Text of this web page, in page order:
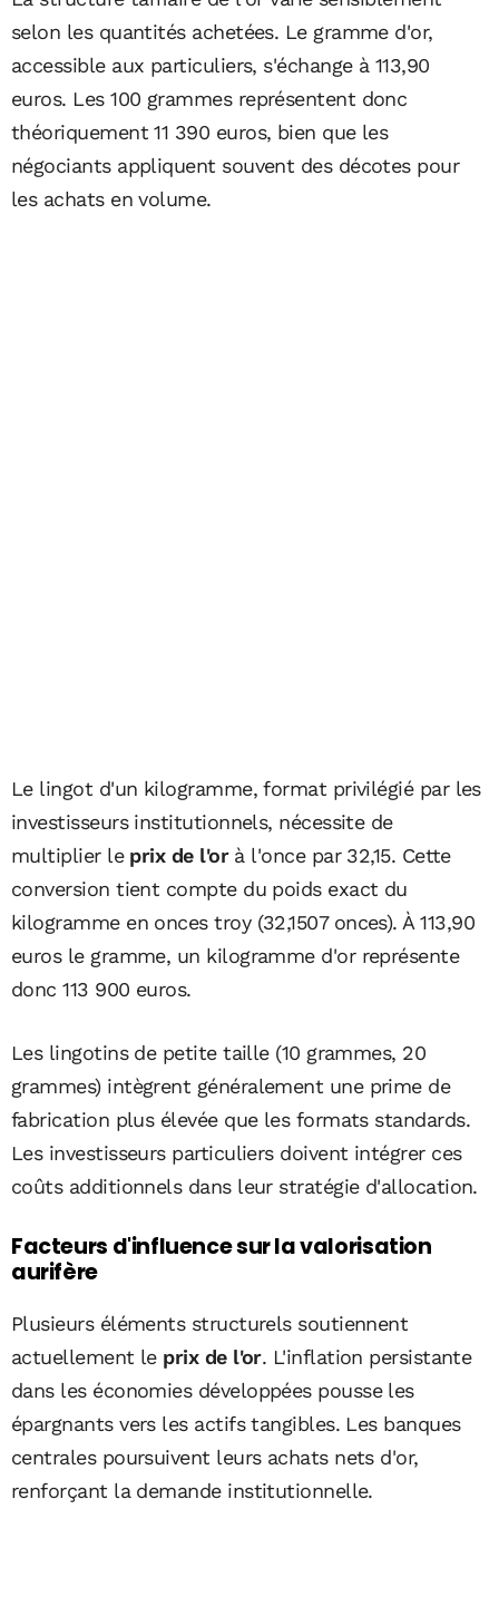
selon les quantités achetées. Le gramme d'or,
accessible aux particuliers, s'échange à 113,90
euros. Les 100 grammes représentent donc
théoriquement 11 390 euros, bien que les
négociants appliquent souvent des décotes pour
les achats en volume.
Le lingot d'un kilogramme, format privilégié par les
investisseurs institutionnels, nécessite de
multiplier le prix de l'orà l'once par 32,15. Cette
conversion tient compte du poids exact du
kilogramme en onces troy (32,1507 onces). À 113,90
euros le gramme, un kilogramme d'or représente
donc 113 900 euros.
Les lingotins de petite taille (10 grammes, 20
grammes) intègrent généralement une prime de
fabrication plus élevée que les formats standards.
Les investisseurs particuliers doivent intégrer ces
coûts additionnels dans leur stratégie d'allocation.
Facteurs d'influence sur la valorisation
aurifère
Plusieurs éléments structurels soutiennent
actuellement le prix de l'or. L'inflation persistante
dans les économies développées pousse les
épargnants vers les actifs tangibles. Les banques
centrales poursuivent leurs achats nets d'or,
renforçant la demande institutionnelle.